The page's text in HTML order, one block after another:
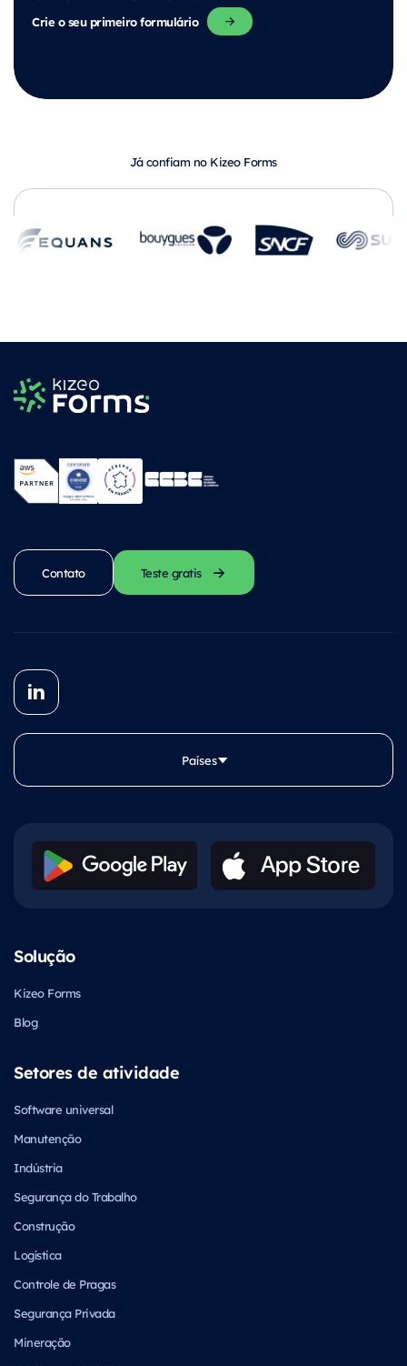
Crie o seu primeiro formulário
Já confiam no Kizeo Forms
Contato Teste gratis
Países
Solução
Kizeo Forms
Blog
Setores de atividade
Software universal
Manutenção
Indústria
Segurança do Trabalho
Construção
Logística
Controle de Pragas
Segurança Privada
Mineração